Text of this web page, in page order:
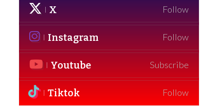
X Follow
Instagram Follow
Youtube Subscribe
Tiktok Follow